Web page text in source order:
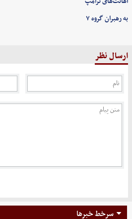
به رهبران گروه ۷
ارسال نظر
سرخط خبرها